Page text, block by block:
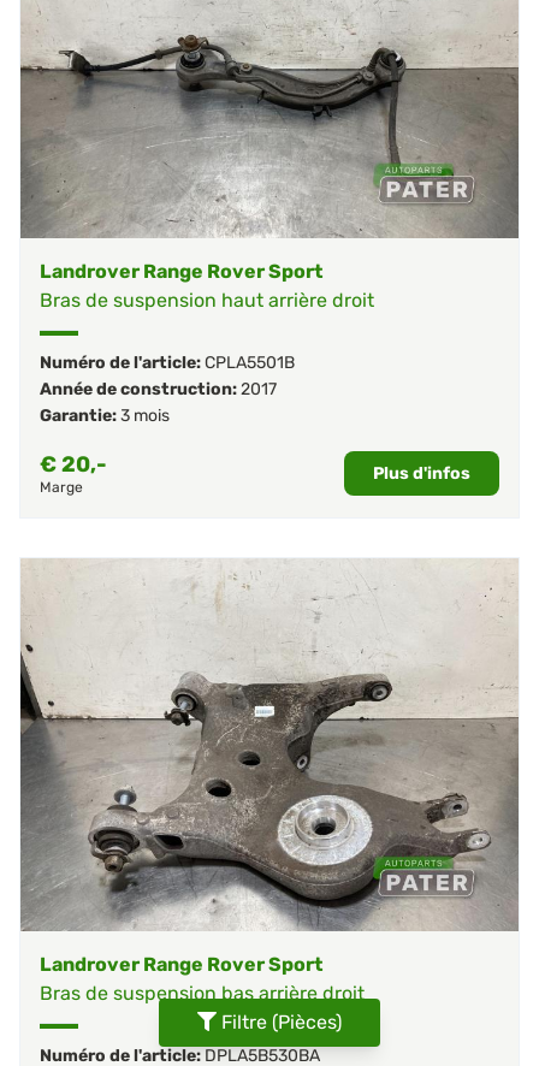
Filtre (Pièces)
Landrover Range Rover Sport
Bras de suspension haut arrière droit
Numéro de l'article:CPLA5501B
Année de construction:2017
Garantie:3 mois
€20,-
Marge
Plus d'infos
Landrover Range Rover Sport
Bras de suspension bas arrière droit
Numéro de l'article: DPLA5B530BA